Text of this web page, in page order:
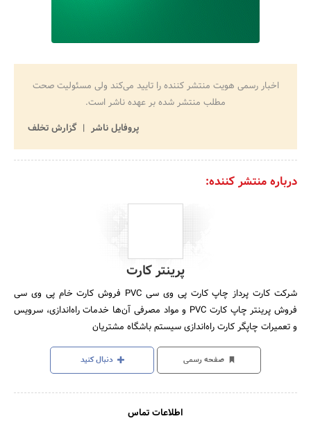
اخبار رسمی هویت منتشر کننده را تایید می‌کند ولی مسئولیت صحت
مطلب منتشر شده بر عهده ناشر است.
پروفایل ناشر
گزارش تخلف
درباره منتشر کننده:
پرینتر کارت
شرکت کارت پرداز چاپ کارت پی وی سی PVC فروش کارت خام پی وی سی
فروش پرینتر چاپ کارت PVC و مواد مصرفی آن‌ها خدمات راه‌‌اندازی، سرویس
و تعمیرات چاپگر کارت راه‌‌اندازی سیستم باشگاه مشتریان
صفحه رسمی دنبال کنید
اطلاعات تماس